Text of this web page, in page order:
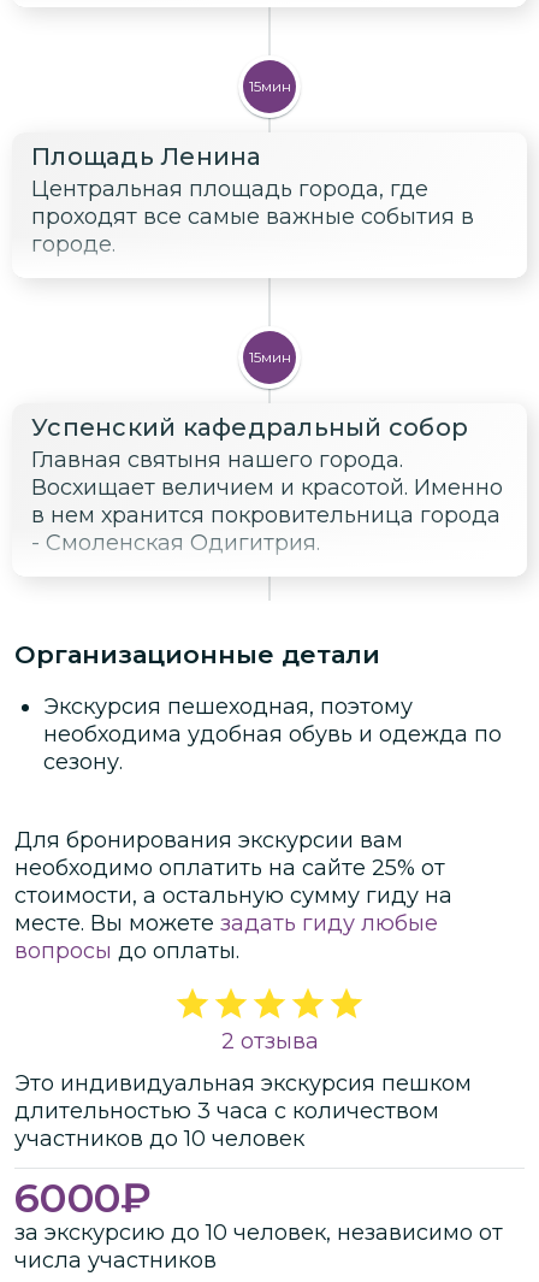
15мин
Площадь Ленина
Центральная площадь города, где
проходят все самые важные события в
городе.
15мин
Успенский кафедральный собор
Главная святыня нашего города.
Восхищает величием и красотой. Именно
в нем хранится покровительница города
- Смоленская Одигитрия.
Организационные детали
Экскурсия пешеходная, поэтому
необходима удобная обувь и одежда по
сезону.
Для бронирования экскурсии вам
необходимо оплатить на сайте 25% от
стоимости, а остальную сумму гиду на
месте. Вы можете задать гиду любые
вопросы до оплаты.
2 отзыва
Это индивидуальная экскурсия пешком
длительностью 3 часа с количеством
участников до 10 человек
6000₽
за экскурсию до 10 человек, независимо от
числа участников